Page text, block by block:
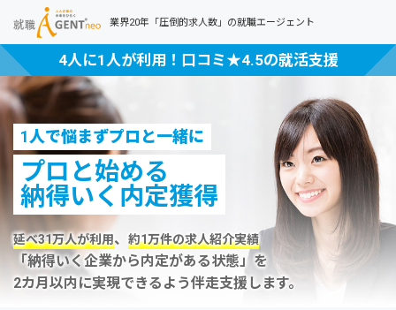
業界20年「圧倒的求人数」の就職エージェント
4人に1人が利用！口コミ★4.5の就活支援
1人で悩まずプロと一緒に
プロと始める
納得いく内定獲得
延べ31万人が利用、 約1万件の求人紹介実績
「納得いく企業から内定がある状態」を
2カ月以内に実現できるよう伴走支援します。